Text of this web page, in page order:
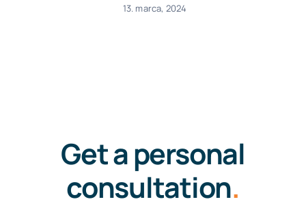
13. marca, 2024
Get a personal
consultation.